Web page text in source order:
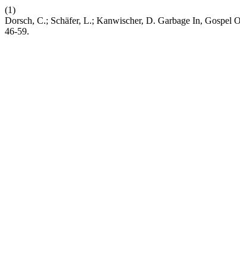
(1)
Dorsch, C.; Schäfer, L.; Kanwischer, D. Garbage In, Gospel
46-59.